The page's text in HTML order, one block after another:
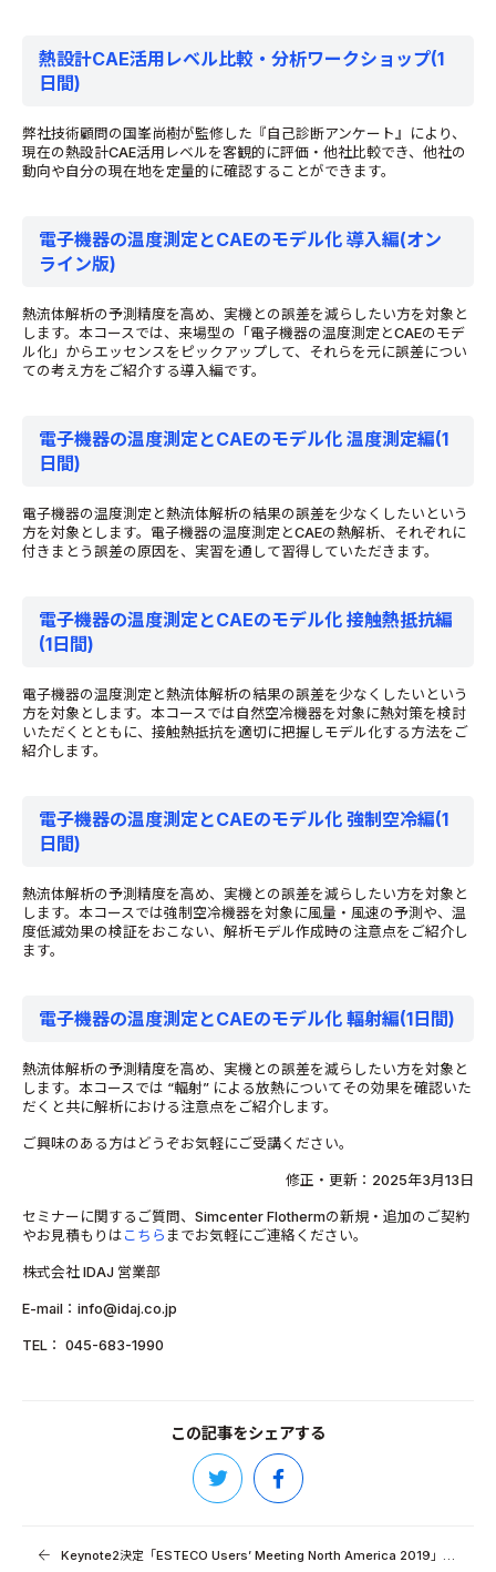
熱設計CAE活用レベル比較・分析ワークショップ(1
日間)
弊社技術顧問の国峯尚樹が監修した『自己診断アンケート』により、
現在の熱設計CAE活用レベルを客観的に評価・他社比較でき、他社の
動向や自分の現在地を定量的に確認することができます。
電子機器の温度測定とCAEのモデル化 導入編(オン
ライン版)
熱流体解析の予測精度を高め、実機との誤差を減らしたい方を対象と
します。本コースでは、来場型の「電子機器の温度測定とCAEのモデ
ル化」からエッセンスをピックアップして、それらを元に誤差につい
ての考え方をご紹介する導入編です。
電子機器の温度測定とCAEのモデル化 温度測定編(1
日間)
電子機器の温度測定と熱流体解析の結果の誤差を少なくしたいという
方を対象とします。電子機器の温度測定とCAEの熱解析、それぞれに
付きまとう誤差の原因を、実習を通して習得していただきます。
電子機器の温度測定とCAEのモデル化 接触熱抵抗編
(1日間)
電子機器の温度測定と熱流体解析の結果の誤差を少なくしたいという
方を対象とします。本コースでは自然空冷機器を対象に熱対策を検討
いただくとともに、接触熱抵抗を適切に把握しモデル化する方法をご
紹介します。
電子機器の温度測定とCAEのモデル化 強制空冷編(1
日間)
熱流体解析の予測精度を高め、実機との誤差を減らしたい方を対象と
します。本コースでは強制空冷機器を対象に風量・風速の予測や、温
度低減効果の検証をおこない、解析モデル作成時の注意点をご紹介し
ます。
電子機器の温度測定とCAEのモデル化 輻射編(1日間)
熱流体解析の予測精度を高め、実機との誤差を減らしたい方を対象と
します。本コースでは “輻射” による放熱についてその効果を確認いた
だくと共に解析における注意点をご紹介します。
ご興味のある方はどうぞお気軽にご受講ください。
修正・更新：2025年3月13日
セミナーに関するご質問、Simcenter Flothermの新規・追加のご契約
やお見積もりは こちら までお気軽にご連絡ください。
株式会社 IDAJ 営業部
E-mail：info@idaj.co.jp
TEL： 045-683-1990
この記事をシェアする
Keynote2決定「ESTECO Users’ Meeting North America 2019」開催のご案内